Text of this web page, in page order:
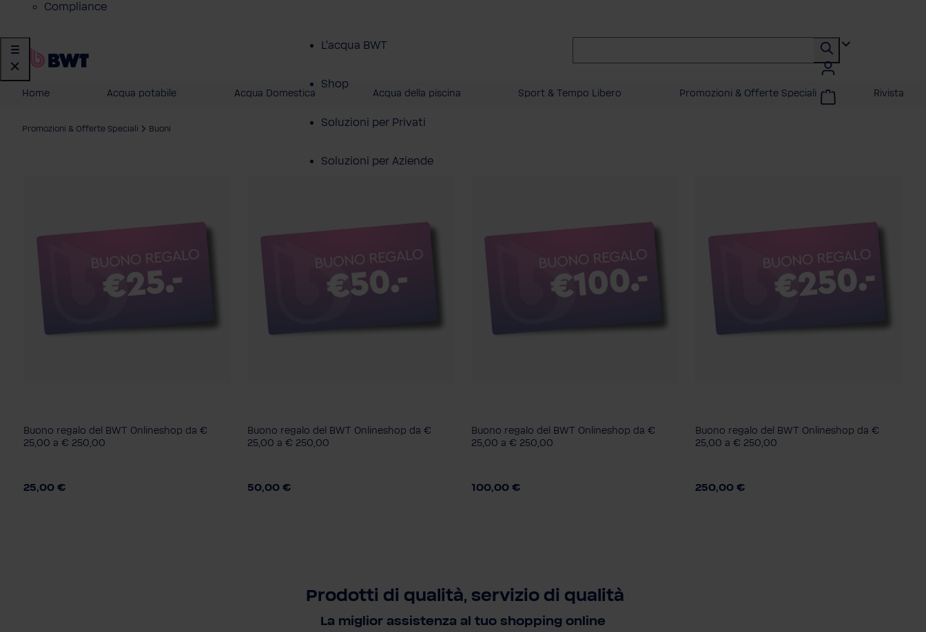
Compliance
L'acqua BWT
Shop
Soluzioni per Privati
Soluzioni per Aziende
Home Acqua potabile Acqua Domestica Acqua della piscina Sport & Tempo Libero Promozioni & Offerte Speciali Rivista
Promozioni & Offerte Speciali Buoni
Biglietto da visita in confezione
Importo
Buono regalo del BWT Onlineshop da €
25,00 a € 250,00
25,00 €
Biglietto da visita in confezione
Importo
Buono regalo del BWT Onlineshop da €
25,00 a € 250,00
50,00 €
Biglietto da visita in confezione
Importo
Buono regalo del BWT Onlineshop da €
25,00 a € 250,00
100,00 €
Biglietto da visita in confezione
Importo
Buono regalo del BWT Onlineshop da €
25,00 a € 250,00
250,00 €
Prodotti di qualità, servizio di qualità
La miglior assistenza al tuo shopping online